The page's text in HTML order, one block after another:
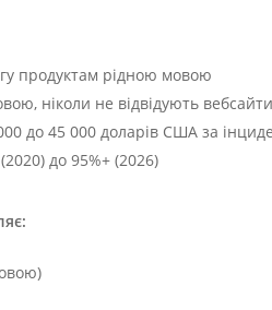
продуктам рідною мовою
ніколи не відвідують
до 45 000 доларів США за
до 95%+ (2026)